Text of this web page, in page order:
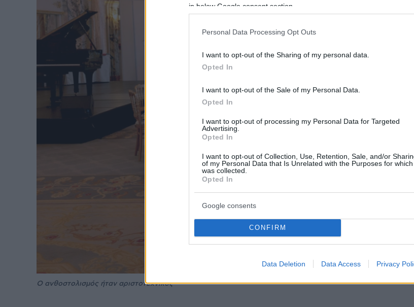
in below Google consent section.
Personal Data Processing Opt Outs
I want to opt-out of the Sharing of my personal data.
Opted In
I want to opt-out of the Sale of my Personal Data.
Opted In
I want to opt-out of processing my Personal Data for Targeted
Advertising.
Opted In
I want to opt-out of Collection, Use, Retention, Sale, and/or
of my Personal Data that Is Unrelated with the Purposes for
was collected.
Opted In
Google consents
CONFIRM
Data Deletion Data Access Privacy
O ανθοστολισμός ήταν αριστοτεχνικός